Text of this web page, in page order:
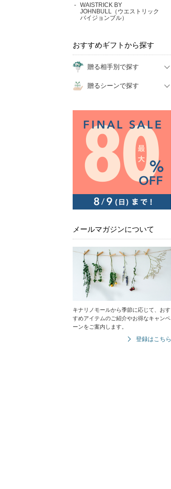
WAISTRICK BY
JOHNBULL（ウエストリック
バイジョンブル）
おすすめギフトから探す
贈る相手別で探す
贈るシーンで探す
メールマガジンについて
キナリノモールから季節に応じて、おす
すめアイテムのご紹介やお得なキャンペ
ーンをご案内します。
登録はこちら